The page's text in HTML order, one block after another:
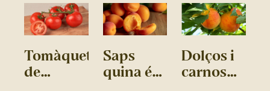
Tomàquet
de
Saps
quina és
Dolços i
carnosos,